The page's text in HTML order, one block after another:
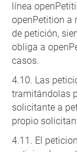
línea
openPetition a
de petición,
obliga a
casos.
Las
tramitándolas
solicitante a
propio
El